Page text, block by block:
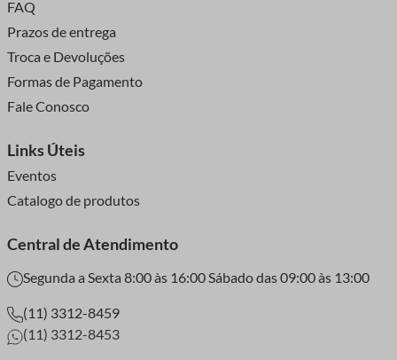
FAQ
Prazos de entrega
Troca e Devoluções
Formas de Pagamento
Fale Conosco
Links Úteis
Eventos
Catalogo de produtos
Central de Atendimento
Segunda a Sexta 8:00 às 16:00 Sábado das 09:00 às 13:00
(11) 3312-8459
(11) 3312-8453